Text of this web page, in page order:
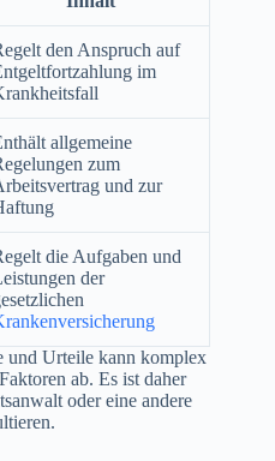
den Anspruch auf
im
allgemeine
zum
und zur
die Aufgaben und
der
und Urteile kann komplex
ab. Es ist daher
oder eine andere